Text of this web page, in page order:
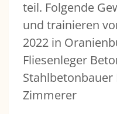
teil. Folgende
und trainieren
2022 in
Fliesenleger
Zimmerer